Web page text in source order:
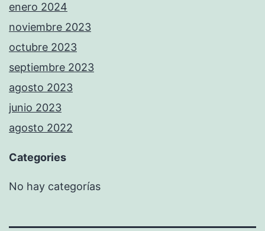
enero 2024
noviembre 2023
octubre 2023
septiembre 2023
agosto 2023
junio 2023
agosto 2022
Categories
No hay categorías